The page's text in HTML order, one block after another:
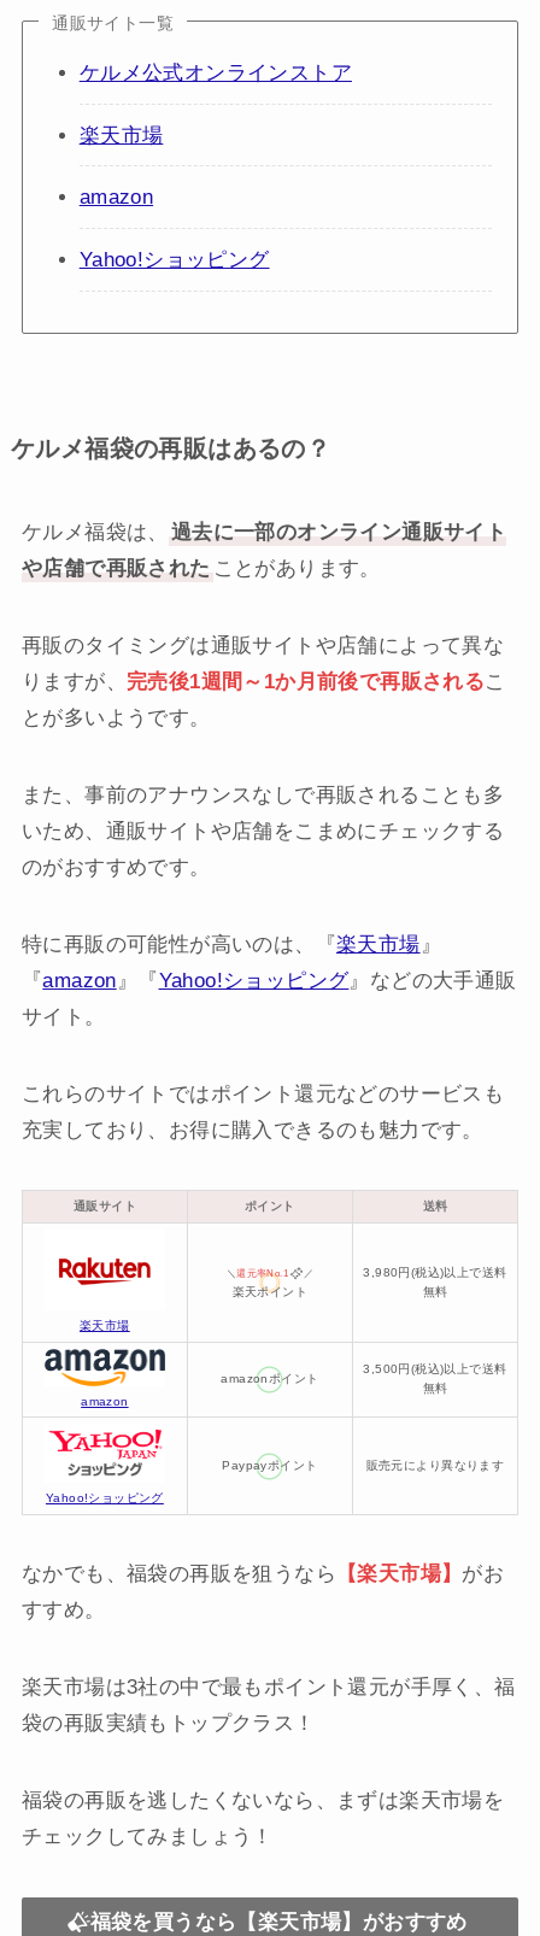
通販サイト一覧
ケルメ公式オンラインストア
楽天市場
amazon
Yahoo!ショッピング
ケルメ福袋の再販はあるの？
ケルメ福袋は、
過去に一部のオンライン通販サイト
や店舗で再販された ことがあります。
再販のタイミングは通販サイトや店舗によって異な
りますが、 完売後1週間～1か月前後で再販されるこ
とが多いようです。
また、事前のアナウンスなしで再販されることも多
いため、通販サイトや店舗をこまめにチェックする
のがおすすめです。
特に再販の可能性が高いのは、『 楽天市場』
『amazon』『 Yahoo!ショッピング』などの大手通販
サイト。
これらのサイトではポイント還元などのサービスも
充実しており、お得に購入できるのも魅力です。
通販サイト ポイント 送料
楽天市場
＼還元率No.1 ／
楽天ポイント
3,980円(税込)以上で送料
無料
amazon
amazonポイント
3,500円(税込)以上で送料
無料
Yahoo!ショッピング
Paypayポイント 販売元により異なります
なかでも、福袋の再販を狙うなら 【楽天市場】 がお
すすめ。
楽天市場は3社の中で最もポイント還元が手厚く、福
袋の再販実績もトップクラス！
福袋の再販を逃したくないなら、まずは楽天市場を
チェックしてみましょう！
福袋を買うなら【楽天市場】がおすすめ